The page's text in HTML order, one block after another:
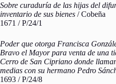
Sobre curaduría de las hijas del
inventario de sus bienes / Cobeña
1671 / P/24/1
Poder que otorga Francisca
Bravo el Mayor para venta de una
Cerro de San Cipriano donde
medias con su hermano Pedro
1693 / P/24/8